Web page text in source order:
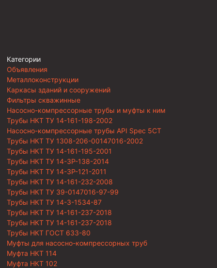
Категории
Объявления
Металлоконструкции
Каркасы зданий и сооружений
Фильтры скважинные
Насосно-компрессорные трубы и муфты к ним
Трубы НКТ ТУ 14-161-198-2002
Насосно-компрессорные трубы API Spec 5CT
Трубы НКТ ТУ 1308-206-00147016-2002
Трубы НКТ ТУ 14-161-195-2001
Трубы НКТ ТУ 14-3Р-138-2014
Трубы НКТ ТУ 14-3Р-121-2011
Трубы НКТ ТУ 14-161-232-2008
Трубы НКТ ТУ 39-0147016-97-99
Трубы НКТ ТУ 14-3-1534-87
Трубы НКТ ТУ 14-161-237-2018
Трубы НКТ ТУ 14-161-237-2018
Трубы НКТ ГОСТ 633-80
Муфты для насосно-компрессорных труб
Муфта НКТ 114
Муфта НКТ 102